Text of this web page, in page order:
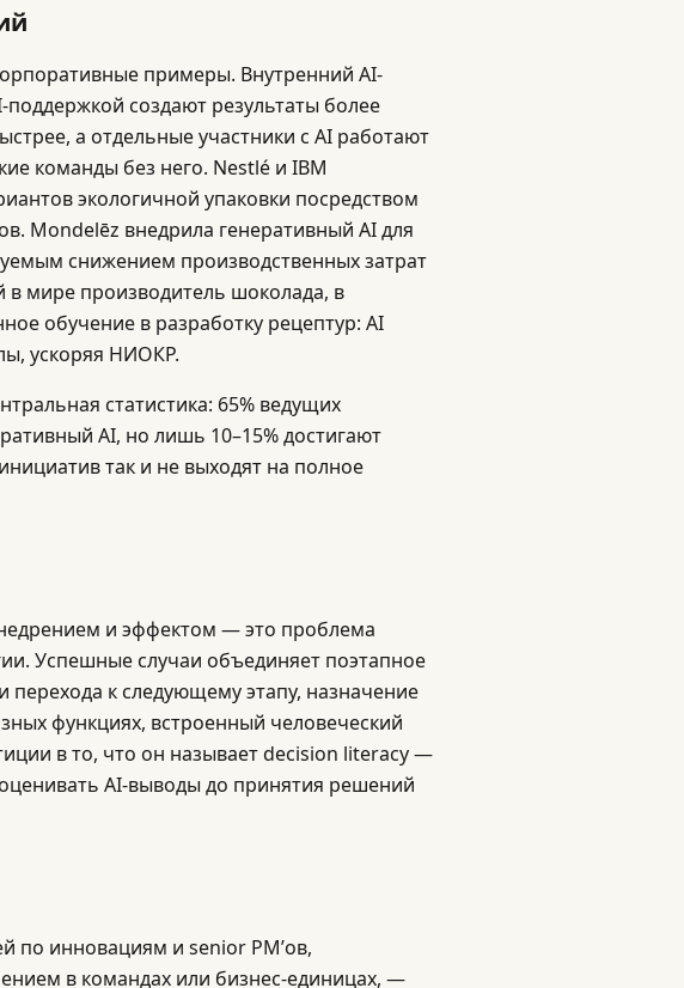
примеры. Внутренний AI-
создают результаты более
а отдельные участники с AI работают
команды без него. Nestlé и IBM
экологичной упаковки посредством
Mondelēz внедрила генеративный AI для
снижением производственных затрат
в мире производитель шоколада, в
обучение в разработку рецептур: AI
ускоряя НИОКР.
статистика: 65% ведущих
AI, но лишь 10–15% достигают
так и не выходят на полное
и эффектом — это проблема
Успешные случаи объединяет поэтапное
к следующему этапу, назначение
функциях, встроенный человеческий
в то, что он называет decision literacy —
AI-выводы до принятия решений
по инновациям и senior PM’ов,
в командах или бизнес-единицах, —